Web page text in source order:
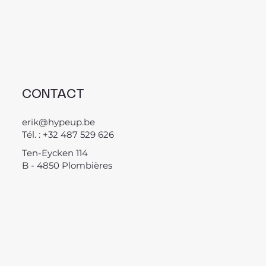
CONTACT
erik@hypeup.be
Tél. : +32 487 529 626
Ten-Eycken 114
B - 4850 Plombières